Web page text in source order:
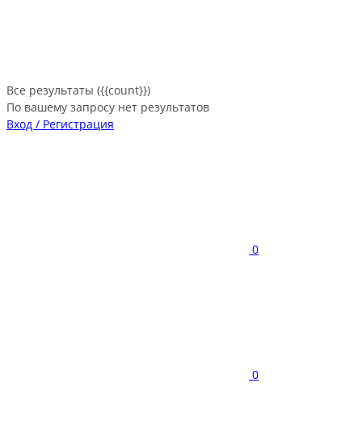
Все результаты ({{count}})
По вашему запросу нет результатов
Вход / Регистрация
0
0